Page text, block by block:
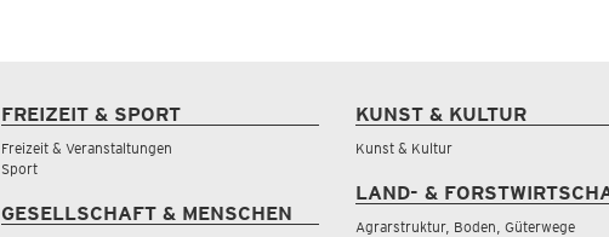
FREIZEIT & SPORT
Freizeit & Veranstaltungen
Sport
GESELLSCHAFT & MENSCHEN
KUNST & KULTUR
Kunst & Kultur
LAND- &
Agrarstruktur, Boden, Güterwege